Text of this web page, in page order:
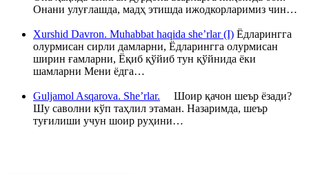
Онани улуғлашда, мадҳ этишда ижодкорларимиз чин…
Xurshid Davron. Muhabbat haqida she’rlar (I) Ёдларингга
олурмисан сирли дамларни, Ёдларингга олурмисан
ширин ғамларни, Ёқиб қўйиб тун қўйнида ёки
шамларни Мени ёдга…
Guljamol Asqarova. She’rlar. Шоир қачон шеър ёзади?
Шу саволни кўп таҳлил этаман. Назаримда, шеър
туғилиши учун шоир руҳини…